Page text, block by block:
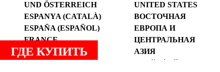
ГДЕ КУПИТЬ
UND ÖSTERREICH
ESPANYA (CATALÀ)
ESPAÑA (ESPAÑOL)
FRANCE
UNITED STATES
ВОСТОЧНАЯ
ЕВРОПА И
ЦЕНТРАЛЬНАЯ
АЗИЯ